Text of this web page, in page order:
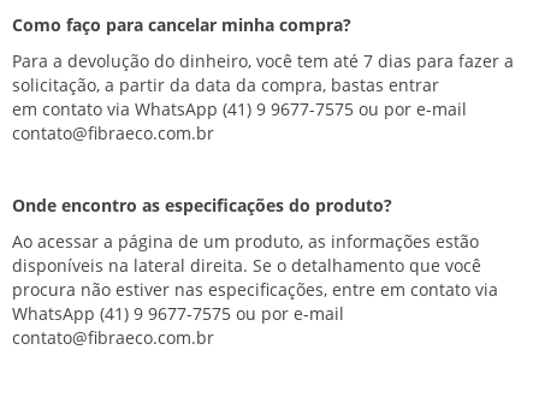
Como faço para cancelar minha compra?
Para a devolução do dinheiro, você tem até 7 dias para fazer a
solicitação, a partir da data da compra, bastas entrar
em contato via WhatsApp (41) 9 9677-7575 ou por e-mail
contato@fibraeco.com.br
Onde encontro as especificações do produto?
Ao acessar a página de um produto, as informações estão
disponíveis na lateral direita. Se o detalhamento que você
procura não estiver nas especificações, entre em contato via
WhatsApp (41) 9 9677-7575 ou por e-mail
contato@fibraeco.com.br